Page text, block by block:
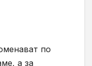
по
а за